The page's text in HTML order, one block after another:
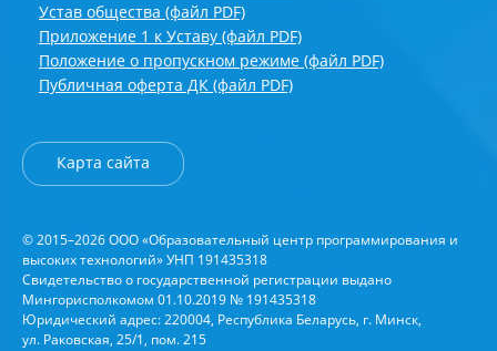
Устав общества (файл PDF)
Приложение 1 к Уставу (файл PDF)
Положение о пропускном режиме (файл PDF)
Публичная оферта ДК (файл PDF)
Карта сайта
© 2015–2026 ООО «Образовательный центр программирования и
высоких технологий» УНП 191435318
Свидетельство о государственной регистрации выдано
Мингорисполкомом 01.10.2019 № 191435318
Юридический адрес: 220004, Республика Беларусь, г. Минск,
ул. Раковская, 25/1, пом. 215